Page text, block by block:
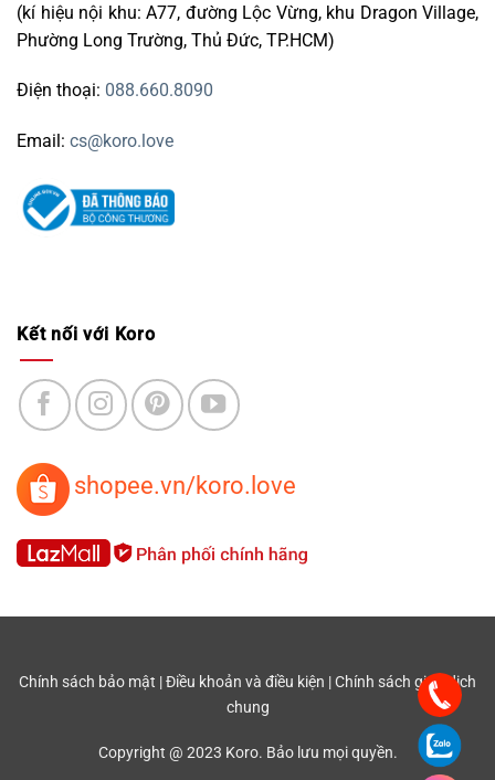
(kí hiệu nội khu: A77, đường Lộc Vừng, khu Dragon Village,
Phường Long Trường, Thủ Đức, TP.HCM)
Điện thoại: 088.660.8090
Email: cs@koro.love
Kết nối với Koro
shopee.vn/koro.love
Chính sách bảo mật |Điều khoản và điều kiện |Chính sách giao dịch
chung
Copyright @ 2023 Koro. Bảo lưu mọi quyền.